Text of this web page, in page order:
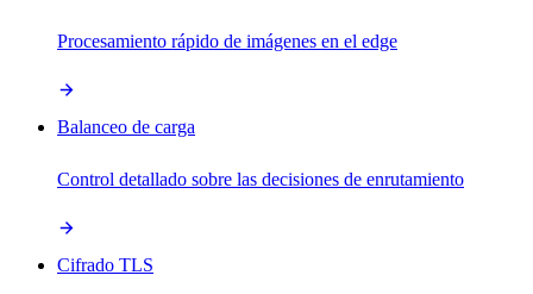
Procesamiento rápido de imágenes en el edge
Balanceo de carga
Control detallado sobre las decisiones de enrutamiento
Cifrado TLS